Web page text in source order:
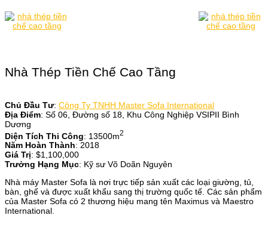
Nhà Thép Tiền Chế Cao Tầng
Chủ Đầu Tư: Công Ty TNHH Master Sofa International
Địa Điểm: Số 06, Đường số 18, Khu Công Nghiệp VSIPII Bình
Dương
Diện Tích Thi Công: 13500m2
Năm Hoàn Thành: 2018
Giá Trị: $1,100,000
Trưởng Hạng Mục: Kỹ sư Võ Doãn Nguyên
Nhà máy Master Sofa là nơi trực tiếp sản xuất các loại giường, tủ,
bàn, ghế và được xuất khẩu sang thị trường quốc tế. Các sản phẩm
của Master Sofa có 2 thương hiệu mang tên Maximus và Maestro
International.